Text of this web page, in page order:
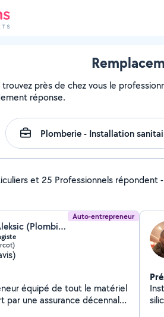
trouvez près de chez vous le
réponse.
et 25 Professionnels répondent-
Auto-entrepreneur
Aleksandar Aleksic (Plombier Alex)
équipé de tout le matériel
par une assurance décennale